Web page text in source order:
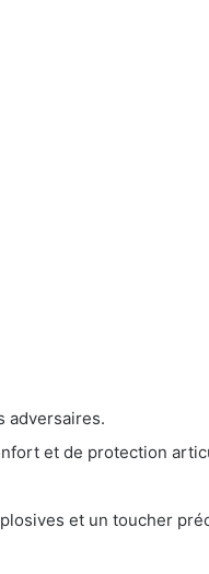
adversaires.
et de protection
et un toucher